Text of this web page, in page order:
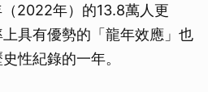
2022年）的13.8萬人更
具有優勢的「龍年效應」也
性紀錄的一年。